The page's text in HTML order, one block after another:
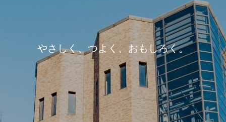
やさしく、つよく、おもしろく。